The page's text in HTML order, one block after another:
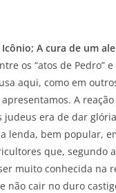
A cura de um
os “atos de Pedro”
aqui, como em
A
era de dar
lenda, bem popular,
que, segundo
muito conhecida na
não cair no duro